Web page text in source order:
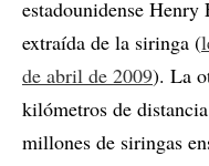
estadounidense
extraída de la siringa (
de abril de 2009). La
kilómetros de
millones de siringas